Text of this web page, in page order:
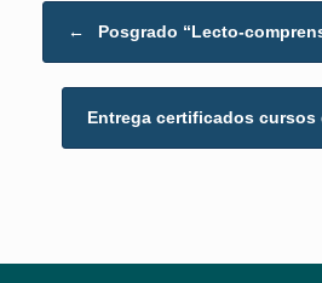
← Posgrado “Lecto-
Entrega certificados cursos